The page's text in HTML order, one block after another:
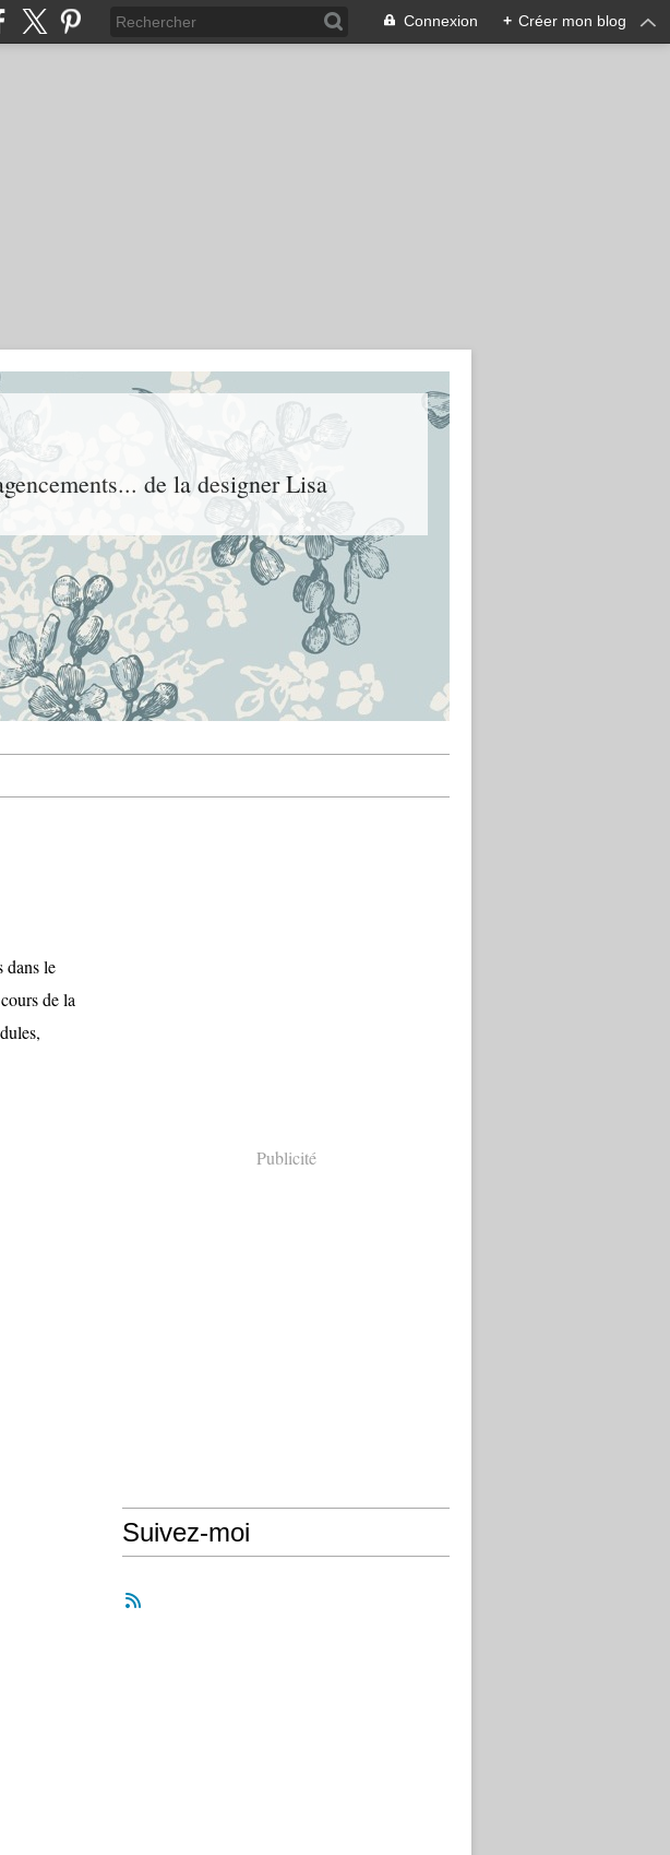
Connexion + Créer mon blog
de la designer Lisa
dans le
de la
Publicité
Suivez-moi